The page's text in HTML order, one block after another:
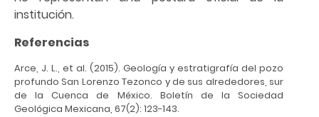
institución.
Referencias
Arce, J. L., et al. (2015). Geología y estratigrafía del pozo
profundo San Lorenzo Tezonco y de sus alrededores, sur
de la Cuenca de México. Boletín de la Sociedad
Geológica Mexicana, 67(2): 123-143.